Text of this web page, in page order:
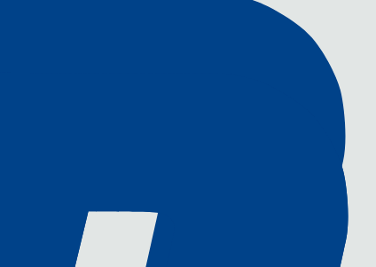
besoins les plus spécifiques de
le tuyautage tout en assurant le